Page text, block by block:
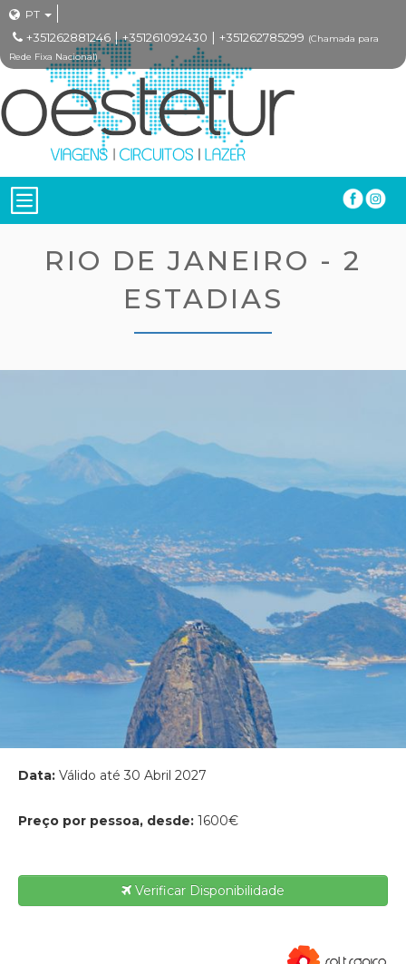
PT
+351262881246 |+351261092430 | +351262785299 (Chamada para
Rede Fixa Nacional)
RIO DE JANEIRO - 2
ESTADIAS
Data: Válido até 30 Abril 2027
Preço por pessoa, desde: 1600€
Verificar Disponibilidade